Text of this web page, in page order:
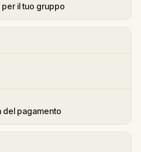
il tuo gruppo
del pagamento